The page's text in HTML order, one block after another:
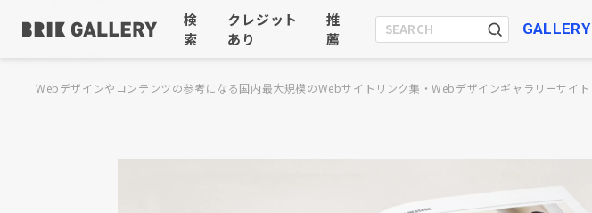
検
索
クレジット
あり
推
薦
GALLERY
Webデザインやコンテンツの参考になる国内最大規模のWebサイトリンク集・Webデザインギャラリーサイト